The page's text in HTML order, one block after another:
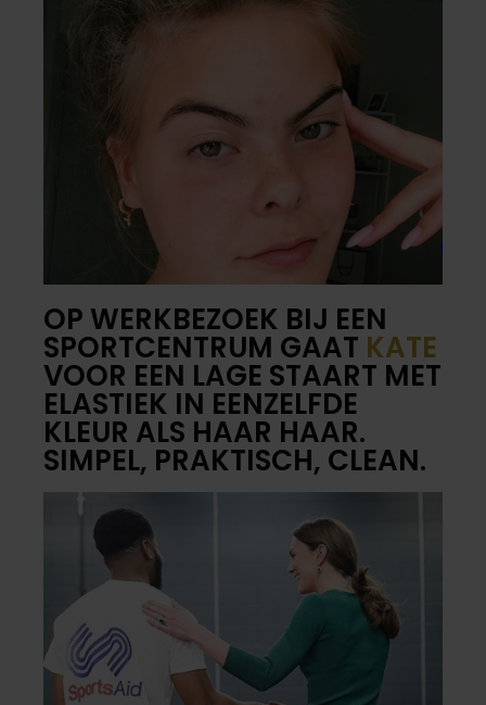
OP WERKBEZOEK BIJ EEN
SPORTCENTRUM GAAT KATE
VOOR EEN LAGE STAART MET
ELASTIEK IN EENZELFDE
KLEUR ALS HAAR HAAR.
SIMPEL, PRAKTISCH, CLEAN.